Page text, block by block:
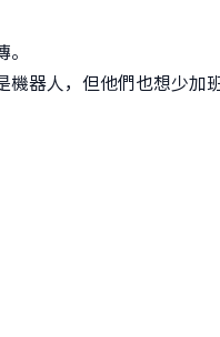
機器人，但他們也想少加